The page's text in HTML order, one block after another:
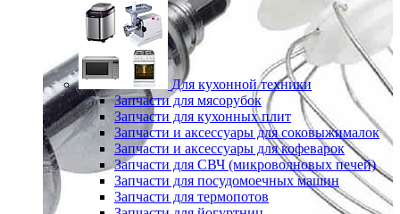
Для кухонной техники
Запчасти для мясорубок
Запчасти для кухонных плит
Запчасти и аксессуары для соковыжималок
Запчасти и аксессуары для кофеварок
Запчасти для СВЧ (микроволновых печей)
Запчасти для посудомоечных машин
Запчасти для термопотов